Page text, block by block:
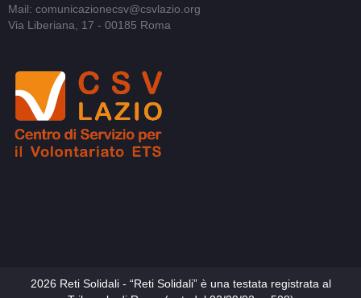
Mail: comunicazionecsv@csvlazio.org
Via Liberiana, 17 - 00185 Roma
2026 Reti Solidali - “Reti Solidali” è una testata registrata al